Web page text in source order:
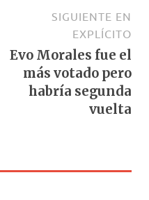
SIGUIENTE EN
EXPLÍCITO
Evo Morales fue el
más votado pero
habría segunda
vuelta